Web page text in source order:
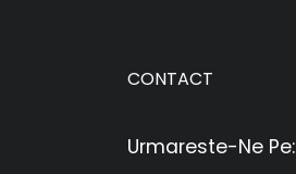
CONTACT
Urmareste-Ne Pe: